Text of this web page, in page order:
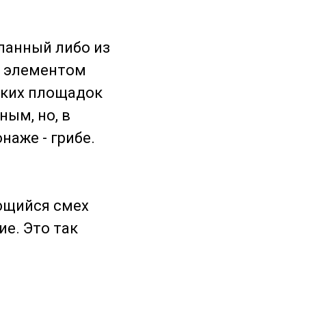
либо из
элементом
площадок
но, в
- грибе.
смех
Это так